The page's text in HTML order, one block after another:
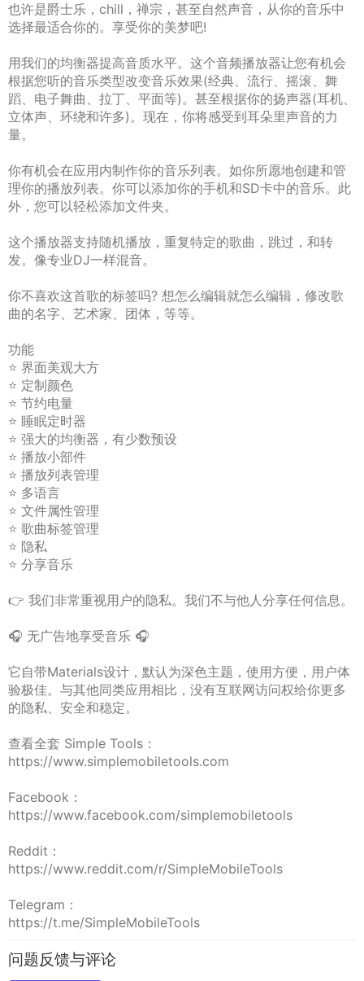
也许是爵士乐，chill，禅宗，甚至自然声音，从你的音乐中
选择最适合你的。享受你的美梦吧!
用我们的均衡器提高音质水平。这个音频播放器让您有机会
根据您听的音乐类型改变音乐效果(经典、流行、摇滚、舞
蹈、电子舞曲、拉丁、平面等)。甚至根据你的扬声器(耳机、
立体声、环绕和许多)。现在，你将感受到耳朵里声音的力
量。
你有机会在应用内制作你的音乐列表。如你所愿地创建和管
理你的播放列表。你可以添加你的手机和SD卡中的音乐。此
外，您可以轻松添加文件夹。
这个播放器支持随机播放，重复特定的歌曲，跳过，和转
发。像专业DJ一样混音。
你不喜欢这首歌的标签吗? 想怎么编辑就怎么编辑，修改歌
曲的名字、艺术家、团体，等等。
功能
⭐️ 界面美观大方
⭐️ 定制颜色
⭐️ 节约电量
⭐️ 睡眠定时器
⭐️ 强大的均衡器，有少数预设
⭐️ 播放小部件
⭐️ 播放列表管理
⭐️ 多语言
⭐️ 文件属性管理
⭐️ 歌曲标签管理
⭐️ 隐私
⭐️ 分享音乐
👉 我们非常重视用户的隐私。我们不与他人分享任何信息。
🎧 无广告地享受音乐 🎧
它自带Materials设计，默认为深色主题，使用方便，用户体
验极佳。与其他同类应用相比，没有互联网访问权给你更多
的隐私、安全和稳定。
查看全套 Simple Tools：
https://www.simplemobiletools.com
Facebook：
https://www.facebook.com/simplemobiletools
Reddit：
https://www.reddit.com/r/SimpleMobileTools
Telegram：
https://t.me/SimpleMobileTools
问题反馈与评论